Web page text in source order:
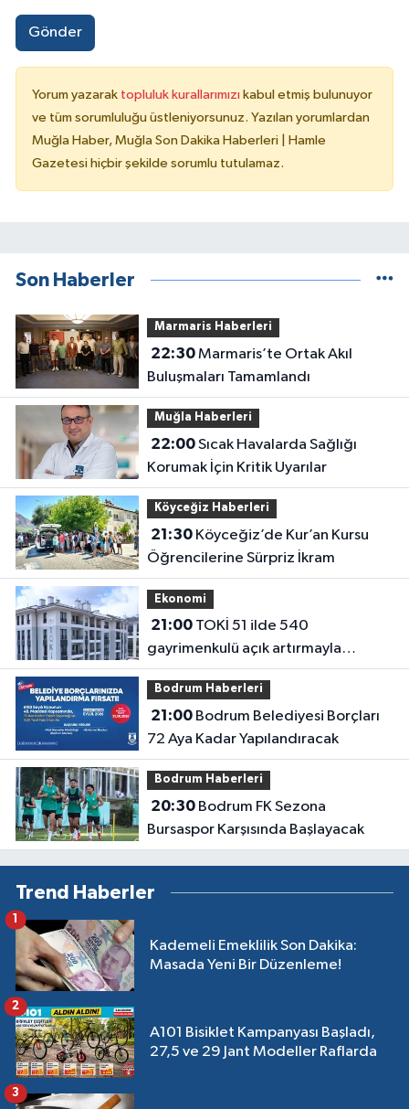
Gönder
Yorum yazarak topluluk kurallarımızı kabul etmiş bulunuyor
ve tüm sorumluluğu üstleniyorsunuz. Yazılan yorumlardan
Muğla Haber, Muğla Son Dakika Haberleri | Hamle
Gazetesi hiçbir şekilde sorumlu tutulamaz.
Son Haberler
Marmaris Haberleri
22:30Marmaris’te Ortak Akıl
Buluşmaları Tamamlandı
Muğla Haberleri
22:00Sıcak Havalarda Sağlığı
Korumak İçin Kritik Uyarılar
Köyceğiz Haberleri
21:30Köyceğiz’de Kur’an Kursu
Öğrencilerine Sürpriz İkram
Ekonomi
21:00TOKİ 51 ilde 540
gayrimenkulü açık artırmayla
satıyor: Fiyatlar 700 bin liradan
başlıyor
Bodrum Haberleri
21:00Bodrum Belediyesi Borçları
72 Aya Kadar Yapılandıracak
Bodrum Haberleri
20:30Bodrum FK Sezona
Bursaspor Karşısında Başlayacak
Trend Haberler
Kademeli Emeklilik Son Dakika:
Masada Yeni Bir Düzenleme!
1
A101 Bisiklet Kampanyası Başladı,
27,5 ve 29 Jant Modeller Raflarda
2
3